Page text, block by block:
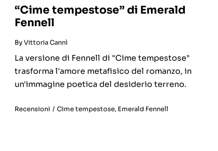
“Cime tempestose” di Emerald
Fennell
ByVittoria Cannì
La versione di Fennell di "Cime tempestose"
trasforma l'amore metafisico del romanzo, in
un'immagine poetica del desiderio terreno.
Recensioni / Cime tempestose, Emerald Fennell